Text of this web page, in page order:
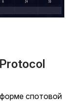
спотовой